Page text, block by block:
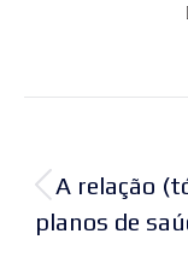
de
post:
A relação
planos de